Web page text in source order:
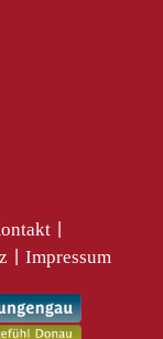
Impressum